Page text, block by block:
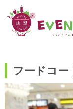
フードコー